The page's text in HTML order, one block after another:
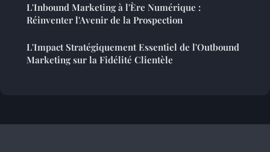
L'Inbound Marketing à l'Ère Numérique :
Réinventer l'Avenir de la Prospection
L'Impact Stratégiquement Essentiel de l'Outbound
Marketing sur la Fidélité Clientèle